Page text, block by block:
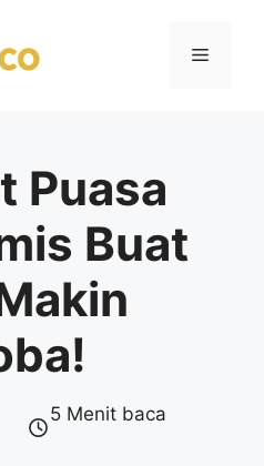
Menu
Puasa
Buat
5 Menit baca